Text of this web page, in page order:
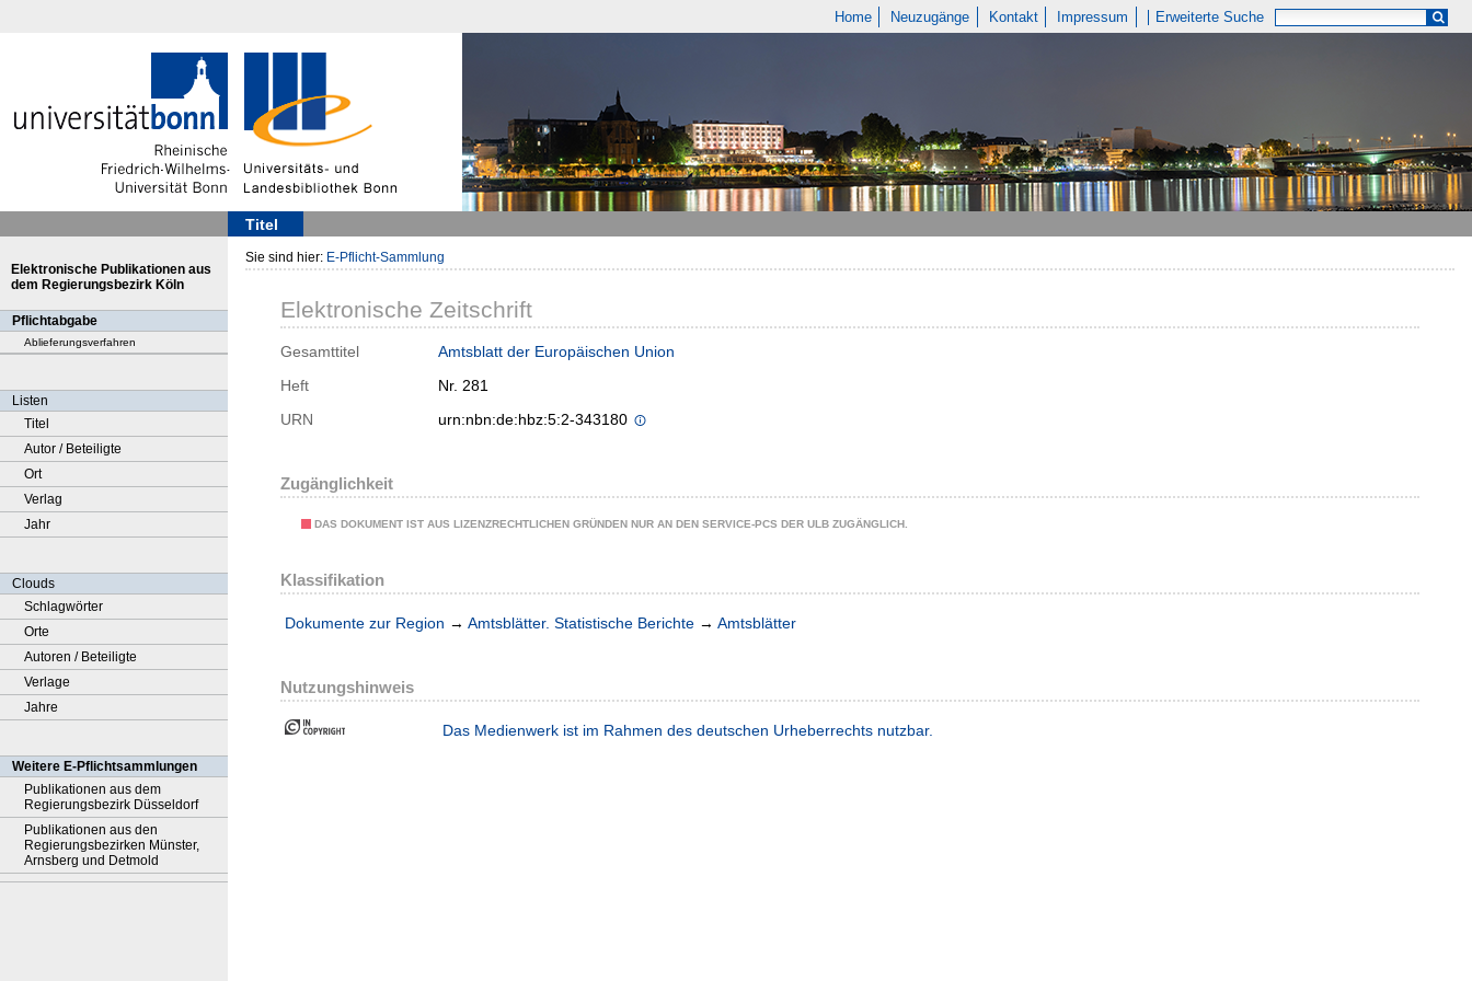
Home Neuzugänge Kontakt Impressum Erweiterte Suche
Titel
Elektronische Publikationen aus
dem Regierungsbezirk Köln
Pflichtabgabe
Ablieferungsverfahren
Listen
Titel
Autor / Beteiligte
Ort
Verlag
Jahr
Clouds
Schlagwörter
Orte
Autoren / Beteiligte
Verlage
Jahre
Weitere E-Pflichtsammlungen
Publikationen aus dem
Regierungsbezirk Düsseldorf
Publikationen aus den
Regierungsbezirken Münster,
Arnsberg und Detmold
Sie sind hier: E-Pflicht-Sammlung
Elektronische Zeitschrift
Gesamttitel
Amtsblatt der Europäischen Union
Heft
Nr. 281
URN
urn:nbn:de:hbz:5:2-343180
Zugänglichkeit
DAS DOKUMENT IST AUS LIZENZRECHTLICHEN GRÜNDEN NUR AN DEN SERVICE-PCS DER ULB ZUGÄNGLICH.
Klassifikation
Dokumente zur Region → Amtsblätter. Statistische Berichte → Amtsblätter
Nutzungshinweis
Das Medienwerk ist im Rahmen des deutschen Urheberrechts nutzbar.